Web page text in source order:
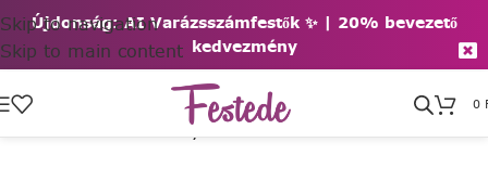
Újdonság: AI Varázsszámfestők ✨ | 20% bevezető
kedvezmény
Skip to navigation
Skip to main content
0